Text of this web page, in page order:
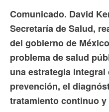
Comunicado. David
Secretaría de Salud,
del gobierno de
problema de salud
una estrategia
prevención, el
tratamiento continuo